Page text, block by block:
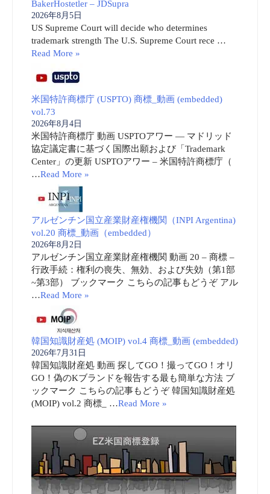
BakerHostetler – JDSupra
2026年8月5日
US Supreme Court will decide who determines
trademark strength The U.S. Supreme Court rece …
Read More »
米国特許商標庁 (USPTO) 商標_動画 (embedded)
vol.73
2026年8月4日
米国特許商標庁 動画 USPTOアワー ― マドリッド
協定議定書に基づく国際出願および「Trademark
Center」の更新 USPTOアワー – 米国特許商標庁（
…Read More »
アルゼンチン国立産業財産権機関（INPI Argentina)
vol.20 商標_動画（embedded）
2026年8月2日
アルゼンチン国立産業財産権機関 動画 20 – 商標 –
行政手続：権利の喪失、無効、および失効（第1部
~第3部） ブックマーク こちらの記事もどうぞ アル
…Read More »
韓国知識財産処 (MOIP) vol.4 商標_動画 (embedded)
2026年7月31日
韓国知識財産処 動画 探してGO！撮ってGO！オリ
GO！偽のKブランドを報告する最も簡単な方法 ブ
ックマーク こちらの記事もどうぞ 韓国知識財産処
(MOIP) vol.2 商標_ …Read More »